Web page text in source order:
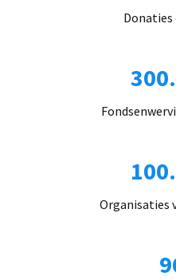
Donaties
Organisaties